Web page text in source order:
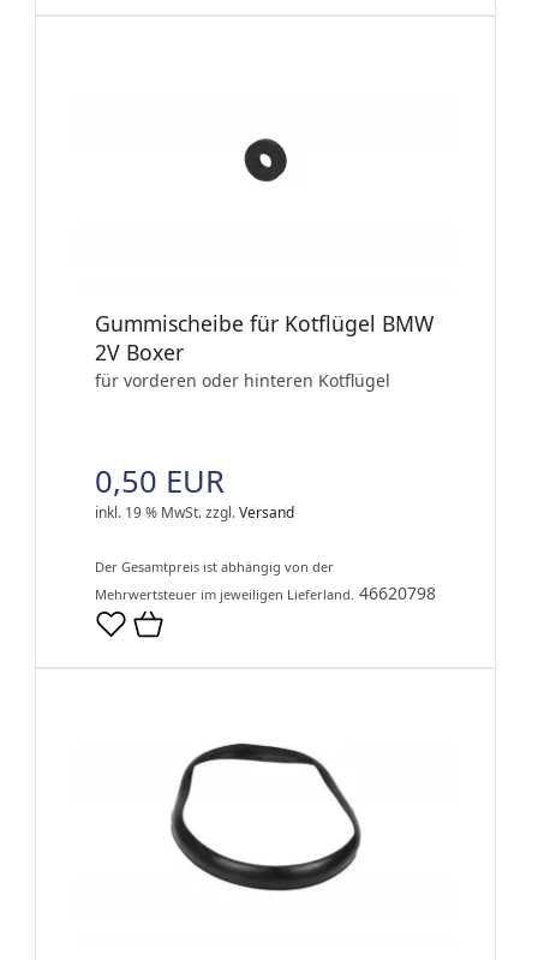
Gummischeibe für Kotflügel BMW
2V Boxer
für vorderen oder hinteren Kotflügel
0,50 EUR
inkl. 19 % MwSt.zzgl.Versand
Der Gesamtpreis ist abhängig von der
Mehrwertsteuer im jeweiligen Lieferland. 46620798